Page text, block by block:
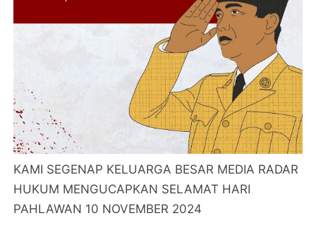
KAMI SEGENAP KELUARGA BESAR MEDIA RADAR
HUKUM MENGUCAPKAN SELAMAT HARI
PAHLAWAN 10 NOVEMBER 2024